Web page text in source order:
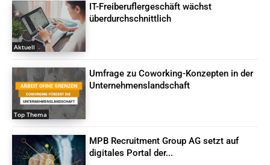
Aktuell
IT-Freiberuflergeschäft wächst
überdurchschnittlich
Top Thema
Umfrage zu Coworking-Konzepten in der
Unternehmenslandschaft
MPB Recruitment Group AG setzt auf
digitales Portal der...